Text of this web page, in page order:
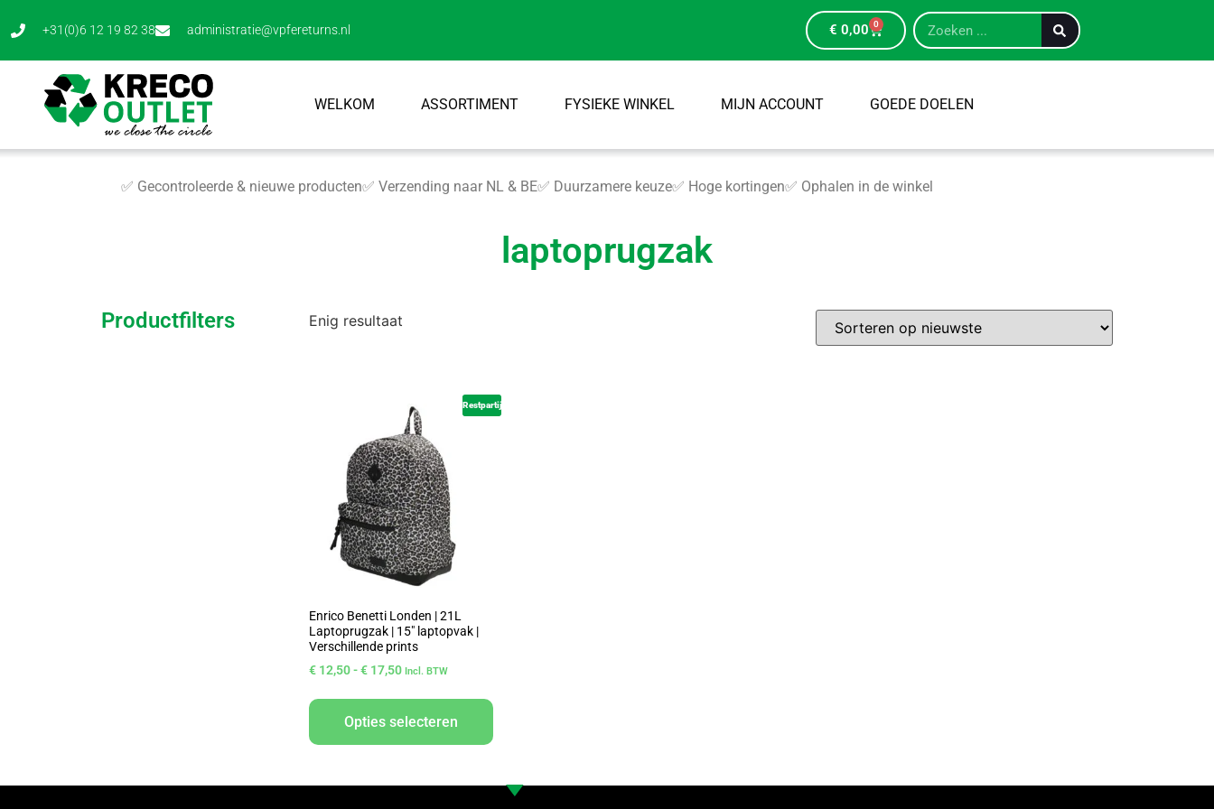
+31(0)6 12 19 82 38 administratie@vpfereturns.nl € 0,00 0
WELKOM ASSORTIMENT FYSIEKE WINKEL MIJN ACCOUNT GOEDE DOELEN
✅ Gecontroleerde & nieuwe producten✅ Verzending naar NL & BE✅ Duurzamere keuze✅ Hoge kortingen✅ Ophalen in de winkel
laptoprugzak
Productfilters Enig resultaat
Restpartij
Enrico Benetti Londen | 21L
Laptoprugzak | 15″ laptopvak |
Verschillende prints
€ 12,50 - € 17,50 Incl. BTW
Opties selecteren